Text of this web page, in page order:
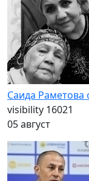
Саида Раметова
visibility 16021
05 август